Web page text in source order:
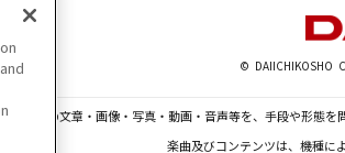
© DAIICHIKOSHO
る一切の文章・画像・写真・動画・音声等を、手段や形態
楽曲及びコンテンツは、機種に